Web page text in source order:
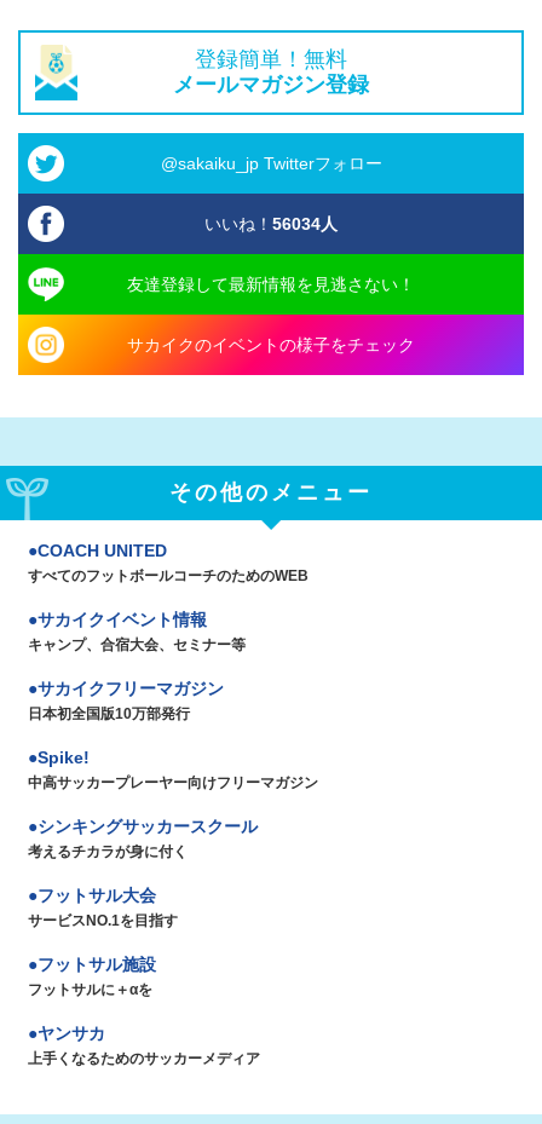
登録簡単！無料
メールマガジン登録
@sakaiku_jp Twitterフォロー
いいね！ 56034人
友達登録して最新情報を見逃さない！
サカイクのイベントの様子をチェック
その他のメニュー
COACH UNITED
すべてのフットボールコーチのためのWEB
サカイクイベント情報
キャンプ、合宿大会、セミナー等
サカイクフリーマガジン
日本初全国版10万部発行
Spike!
中高サッカープレーヤー向けフリーマガジン
シンキングサッカースクール
考えるチカラが身に付く
フットサル大会
サービスNO.1を目指す
フットサル施設
フットサルに＋αを
ヤンサカ
上手くなるためのサッカーメディア